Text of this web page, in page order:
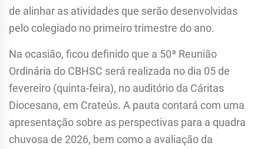
de alinhar as atividades que serão desenvolvidas
pelo colegiado no primeiro trimestre do ano.
Na ocasião, ficou definido que a 50ª Reunião
Ordinária do CBHSC será realizada no dia 05 de
fevereiro (quinta-feira), no auditório da Cáritas
Diocesana, em Crateús. A pauta contará com uma
apresentação sobre as perspectivas para a quadra
chuvosa de 2026, bem como a avaliação da